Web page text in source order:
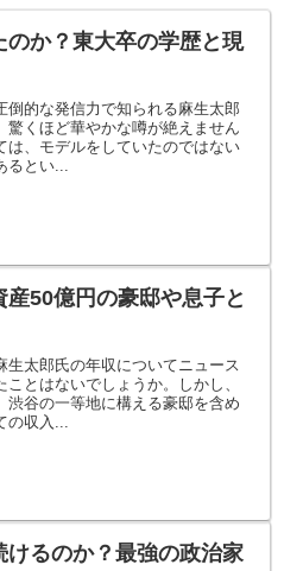
か？東大卒の学歴と現
倒的な発信力で知られる麻生太郎
驚くほど華やかな噂が絶えません
は、モデルをしていたのではない
るとい...
50億円の豪邸や息子と
太郎氏の年収についてニュース
とはないでしょうか。しかし、
谷の一等地に構える豪邸を含め
収入...
るのか？最強の政治家